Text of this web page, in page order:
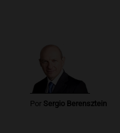
Por Sergio Berensztein